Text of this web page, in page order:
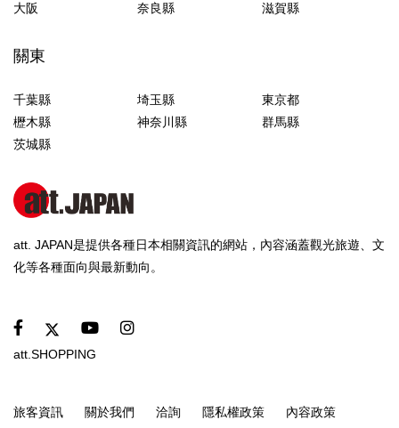
大阪
奈良縣 滋賀縣
關東
千葉縣 埼玉縣
東京都
櫪木縣
神奈川縣
群馬縣
茨城縣
att. JAPAN是提供各種日本相關資訊的網站，內容涵蓋觀光旅遊、文
化等各種面向與最新動向。
att.SHOPPING
旅客資訊 關於我們 洽詢 隱私權政策
內容政策